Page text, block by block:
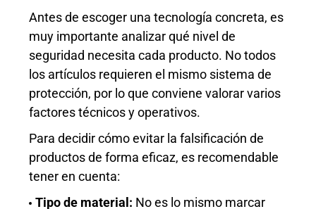
Antes de escoger una tecnología concreta, es
muy importante analizar qué nivel de
seguridad necesita cada producto. No todos
los artículos requieren el mismo sistema de
protección, por lo que conviene valorar varios
factores técnicos y operativos.
Para decidir cómo evitar la falsificación de
productos de forma eficaz, es recomendable
tener en cuenta:
Tipo de material: No es lo mismo marcar